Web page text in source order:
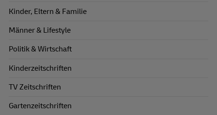
Kinder, Eltern & Familie
Männer & Lifestyle
Politik & Wirtschaft
Kinderzeitschriften
TV Zeitschriften
Gartenzeitschriften